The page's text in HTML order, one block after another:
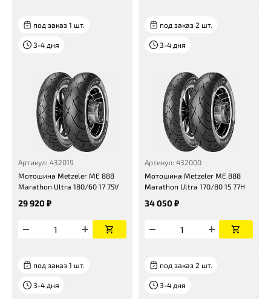
под заказ 1 шт.
3-4 дня
Артикул: 432019
Мотошина Metzeler ME 888
Marathon Ultra 180/60 17 75V
29 920 ₽
под заказ 2 шт.
3-4 дня
Артикул: 432000
Мотошина Metzeler ME 888
Marathon Ultra 170/80 15 77H
34 050 ₽
под заказ 1 шт.
3-4 дня
под заказ 2 шт.
3-4 дня